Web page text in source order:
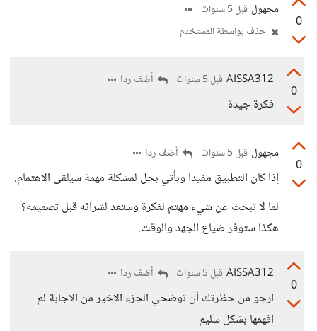
0
مجهول قبل 5 سنوات
حذف بواسطة المستخدم
0
AISSA312 قبل 5 سنوات أضف ردا
فكرة جيدة
0
مجهول قبل 5 سنوات أضف ردا
إذا كان التطبيق مفيدا وبأتي بحل لمشكلة مهمة سيلقى الاهتمام.
لما لا تبحث عن شيء مهتم لفكرة وستعد لشرائه قبل تصميمه؟
هكذا ستوفر ضياع الجهد والوقت.
0
AISSA312 قبل 5 سنوات أضف ردا
ارجو من حظرتك أن توضحي الجزء الاخير من الاجابة لم
افهمها بشكل سليم